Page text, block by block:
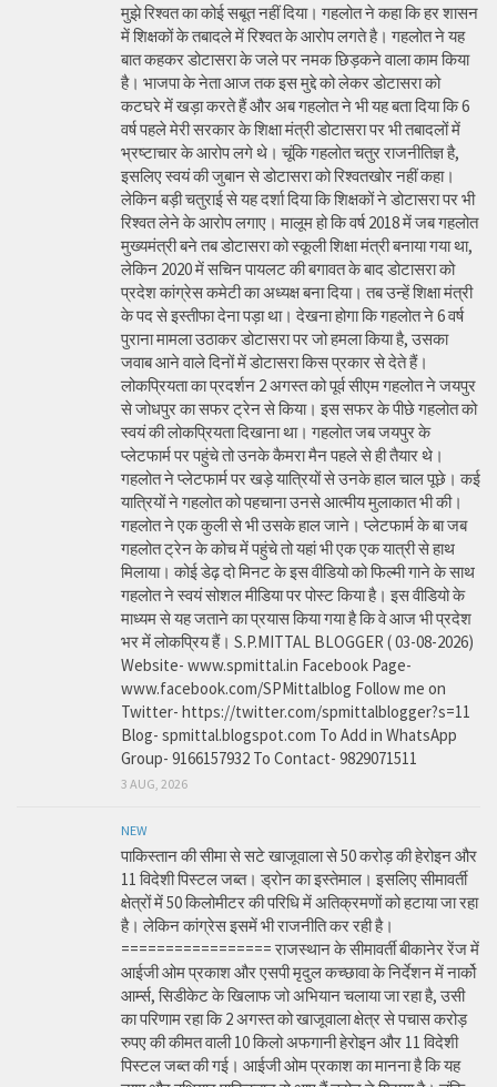
मुझे रिश्वत का कोई सबूत नहीं दिया। गहलोत ने कहा कि हर शासन
में शिक्षकों के तबादले में रिश्वत के आरोप लगते है। गहलोत ने यह
बात कहकर डोटासरा के जले पर नमक छिड़कने वाला काम किया
है। भाजपा के नेता आज तक इस मुद्दे को लेकर डोटासरा को
कटघरे में खड़ा करते हैं और अब गहलोत ने भी यह बता दिया कि 6
वर्ष पहले मेरी सरकार के शिक्षा मंत्री डोटासरा पर भी तबादलों में
भ्रष्टाचार के आरोप लगे थे। चूंकि गहलोत चतुर राजनीतिज्ञ है,
इसलिए स्वयं की जुबान से डोटासरा को रिश्वतखोर नहीं कहा।
लेकिन बड़ी चतुराई से यह दर्शा दिया कि शिक्षकों ने डोटासरा पर भी
रिश्वत लेने के आरोप लगाए। मालूम हो कि वर्ष 2018 में जब गहलोत
मुख्यमंत्री बने तब डोटासरा को स्कूली शिक्षा मंत्री बनाया गया था,
लेकिन 2020 में सचिन पायलट की बगावत के बाद डोटासरा को
प्रदेश कांग्रेस कमेटी का अध्यक्ष बना दिया। तब उन्हें शिक्षा मंत्री
के पद से इस्तीफा देना पड़ा था। देखना होगा कि गहलोत ने 6 वर्ष
पुराना मामला उठाकर डोटासरा पर जो हमला किया है, उसका
जवाब आने वाले दिनों में डोटासरा किस प्रकार से देते हैं।
लोकप्रियता का प्रदर्शन 2 अगस्त को पूर्व सीएम गहलोत ने जयपुर
से जोधपुर का सफर ट्रेन से किया। इस सफर के पीछे गहलोत को
स्वयं की लोकप्रियता दिखाना था। गहलोत जब जयपुर के
प्लेटफार्म पर पहुंचे तो उनके कैमरा मैन पहले से ही तैयार थे।
गहलोत ने प्लेटफार्म पर खड़े यात्रियों से उनके हाल चाल पूछे। कई
यात्रियों ने गहलोत को पहचाना उनसे आत्मीय मुलाकात भी की।
गहलोत ने एक कुली से भी उसके हाल जाने। प्लेटफार्म के बा जब
गहलोत ट्रेन के कोच में पहुंचे तो यहां भी एक एक यात्री से हाथ
मिलाया। कोई डेढ़ दो मिनट के इस वीडियो को फिल्मी गाने के साथ
गहलोत ने स्वयं सोशल मीडिया पर पोस्ट किया है। इस वीडियो के
माध्यम से यह जताने का प्रयास किया गया है कि वे आज भी प्रदेश
भर में लोकप्रिय हैं। S.P.MITTAL BLOGGER ( 03-08-2026)
Website- www.spmittal.in Facebook Page-
www.facebook.com/SPMittalblog Follow me on
Twitter- https://twitter.com/spmittalblogger?s=11
Blog- spmittal.blogspot.com To Add in WhatsApp
Group- 9166157932 To Contact- 9829071511
3 AUG, 2026
NEW
पाकिस्तान की सीमा से सटे खाजूवाला से 50 करोड़ की हेरोइन और
11 विदेशी पिस्टल जब्त। ड्रोन का इस्तेमाल। इसलिए सीमावर्ती
क्षेत्रों में 50 किलोमीटर की परिधि में अतिक्रमणों को हटाया जा रहा
है। लेकिन कांग्रेस इसमें भी राजनीति कर रही है।
================= राजस्थान के सीमावर्ती बीकानेर रेंज में
आईजी ओम प्रकाश और एसपी मृदुल कच्छावा के निर्देशन में नार्को
आर्म्स, सिडीकेट के खिलाफ जो अभियान चलाया जा रहा है, उसी
का परिणाम रहा कि 2 अगस्त को खाजूवाला क्षेत्र से पचास करोड़
रुपए की कीमत वाली 10 किलो अफगानी हेरोइन और 11 विदेशी
पिस्टल जब्त की गई। आईजी ओम प्रकाश का मानना है कि यह